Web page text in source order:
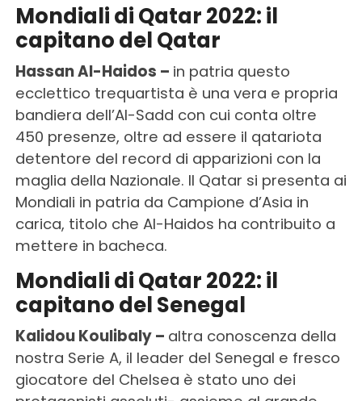
Mondiali di Qatar 2022: il
capitano del Qatar
Hassan Al-Haidos – in patria questo
ecclettico trequartista è una vera e propria
bandiera dell’Al-Sadd con cui conta oltre
450 presenze, oltre ad essere il qatariota
detentore del record di apparizioni con la
maglia della Nazionale. Il Qatar si presenta ai
Mondiali in patria da Campione d’Asia in
carica, titolo che Al-Haidos ha contribuito a
mettere in bacheca.
Mondiali di Qatar 2022: il
capitano del Senegal
Kalidou Koulibaly – altra conoscenza della
nostra Serie A, il leader del Senegal e fresco
giocatore del Chelsea è stato uno dei